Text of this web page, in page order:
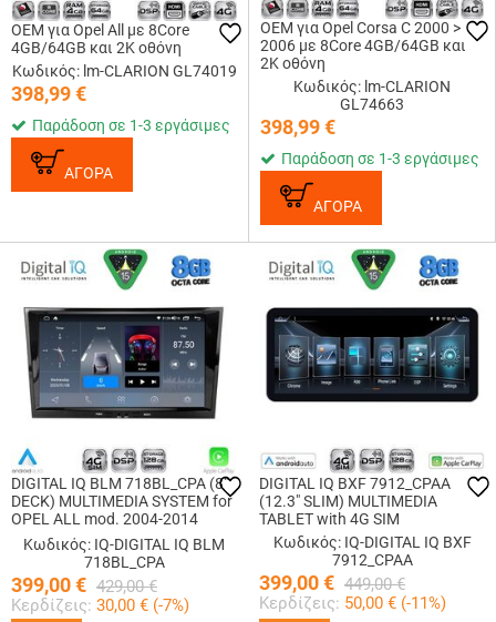
OEM για Opel All με 8Core
4GB/64GB και 2Κ οθόνη
Κωδικός: lm-CLARION GL74019
398,99€
Παράδοση σε 1-3 εργάσιμες
ΑΓΟΡΑ
OEM για Opel Corsa C 2000 >
2006 με 8Core 4GB/64GB και
2Κ οθόνη
Κωδικός: lm-CLARION
GL74663
398,99€
Παράδοση σε 1-3 εργάσιμες
ΑΓΟΡΑ
DIGITAL IQ BLM 718BL_CPA (8"
DECK) MULTIMEDIA SYSTEM for
OPEL ALL mod. 2004-2014
(BLACK)
Κωδικός: IQ-DIGITAL IQ BLM
718BL_CPA
399,00€ 429,00 €
Κερδίζεις: 30,00 € (-7%)
DIGITAL IQ BXF 7912_CPAA
(12.3" SLIM) MULTIMEDIA
TABLET with 4G SIM
Κωδικός: IQ-DIGITAL IQ BXF
7912_CPAA
399,00€ 449,00 €
Κερδίζεις: 50,00 € (-11%)